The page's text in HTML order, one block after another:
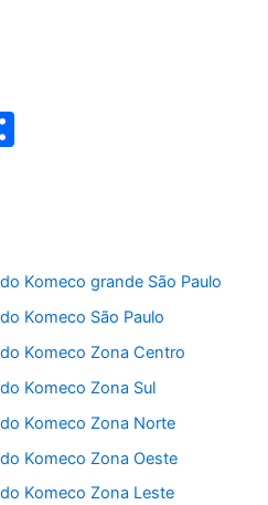
Komeco grande São Paulo
Komeco São Paulo
Komeco Zona Centro
Komeco Zona Sul
Komeco Zona Norte
Komeco Zona Oeste
Komeco Zona Leste